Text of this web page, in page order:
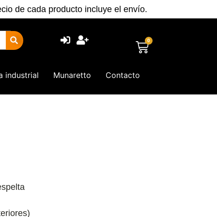
de cada producto incluye el envío.
0
industrial Munaretto Contacto